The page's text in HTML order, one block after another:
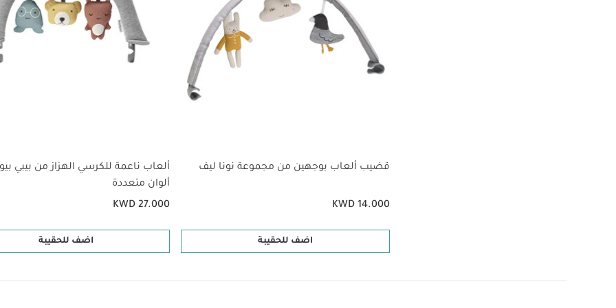
قضيب ألعاب بوجهين من مجموعة نونا ليف
KWD 14.000
اضف للحقيبة
ألعاب ناعمة للكرسي الهزاز من بيبي
ألوان متعددة
KWD 27.000
اضف للحقيبة